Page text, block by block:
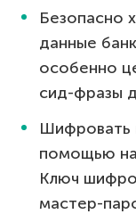
Безопасно
данные
особенно
сид-фразы
Шифровать
помощью
Ключ
мастер-